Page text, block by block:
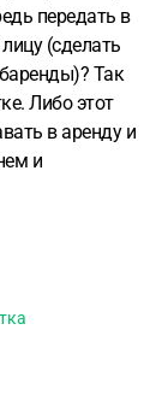
передать в
(сделать
Так
Либо этот
в аренду и
и